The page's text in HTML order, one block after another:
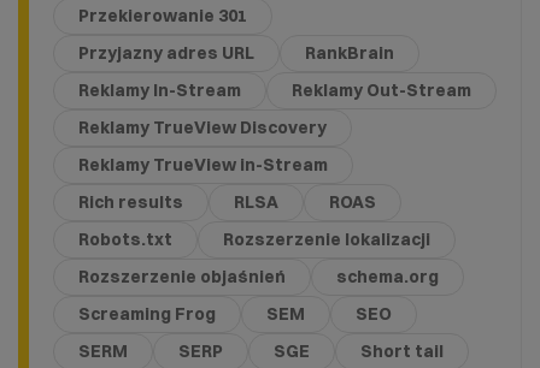
Przekierowanie 301
Przyjazny adres URL
RankBrain
Reklamy In-Stream
Reklamy Out-Stream
Reklamy TrueView Discovery
Reklamy TrueView in-Stream
Rich results
RLSA
ROAS
Robots.txt
Rozszerzenie lokalizacji
Rozszerzenie objaśnień
schema.org
Screaming Frog
SEM
SEO
SERM
SERP SGE
Short tail